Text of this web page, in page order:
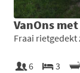
VanOns
Fraai
6 3